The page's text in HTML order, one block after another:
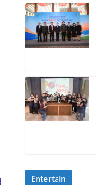
Entertain